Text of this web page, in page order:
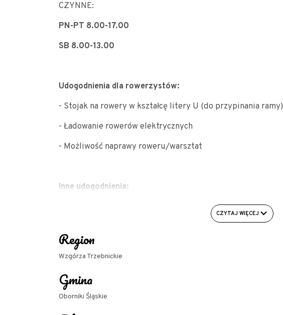
CZYNNE:
PN-PT 8.00-17.00
SB 8.00-13.00
Udogodnienia dla rowerzystów:
- Stojak na rowery w kształcę litery U (do przypinania ramy)
- Ładowanie rowerów elektrycznych
- Możliwość naprawy roweru/warsztat
Inne udogodnienia:
- Mówimy po niemiecku
CZYTAJ WIĘCEJ
Region
Wzgórza Trzebnickie
Gmina
Oborniki Śląskie